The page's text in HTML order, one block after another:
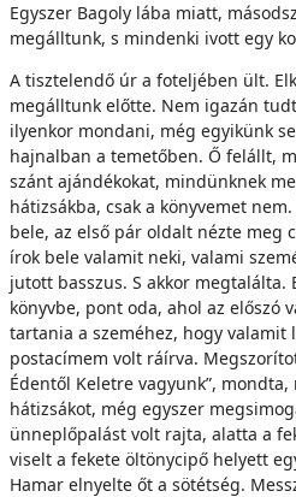
Egyszer Bagoly lába miatt,
megálltunk, s mindenki ivott egy
A tisztelendő úr a foteljében ült.
megálltunk előtte. Nem igazán
ilyenkor mondani, még egyikünk
hajnalban a temetőben. Ő felállt,
szánt ajándékokat, mindünknek
hátizsákba, csak a könyvemet
bele, az első pár oldalt nézte meg
írok bele valamit neki, valami
jutott basszus. S akkor
könyvbe, pont oda, ahol az előszó
tartania a szeméhez, hogy valamit
postacímem volt ráírva.
Édentől Keletre vagyunk”,
hátizsákot, még egyszer
ünneplőpalást volt rajta, alatta a
viselt a fekete öltönycipő helyett
Hamar elnyelte őt a sötétség.